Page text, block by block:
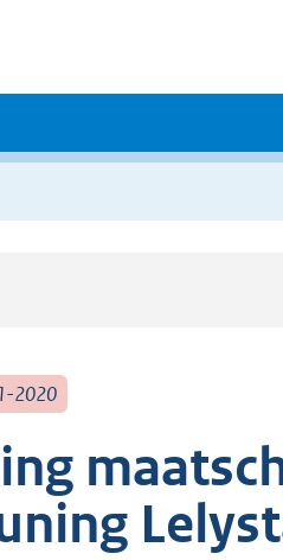
2020